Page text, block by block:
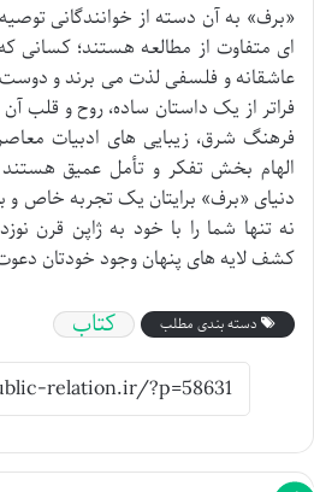
«برف» به آن دسته از خوانندگانی
ای متفاوت از مطالعه هستند؛ کسانی که
عاشقانه و فلسفی لذت می برند و دوست
فراتر از یک داستان ساده، روح و قلب
فرهنگ شرق، زیبایی های ادبیات
الهام بخش تفکر و تأمل عمیق
دنیای «برف» برایتان یک تجربه خاص و
نه تنها شما را با خود به ژاپن قرن
کشف لایه های پنهان وجود خودتان
دسته بندی مطلب کتاب